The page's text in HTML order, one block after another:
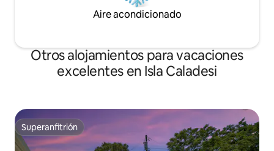
Aire acondicionado
Otros alojamientos para vacaciones
excelentes en Isla Caladesi
Superanfitrión
Superanfitrión